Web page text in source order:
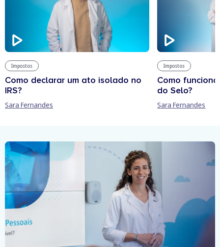
Impostos
Como declarar um ato isolado no
IRS?
Sara Fernandes
Impostos
Como
do Selo?
Sara Fernandes